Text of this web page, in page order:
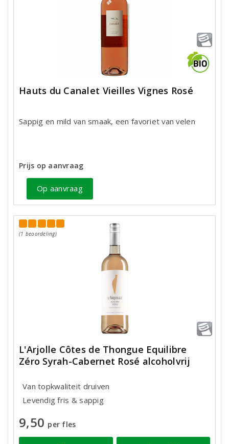
Hauts du Canalet Vieilles Vignes Rosé
Sappig en mild van smaak, een favoriet van velen
Prijs op aanvraag
Op aanvraag
(1 beoordeling)
L'Arjolle Côtes de Thongue Equilibre
Zéro Syrah-Cabernet Rosé alcoholvrij
Van topkwaliteit druiven
Levendig fris & sappig
9,50 per fles